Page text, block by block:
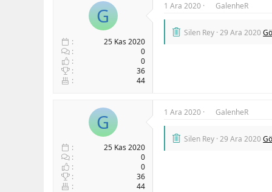
G
25 Kas 2020
0
0
36
44
1 Ara 2020 GalenheR
Silen Rey 29 Ara 2020
G
25 Kas 2020
0
0
36
44
1 Ara 2020 GalenheR
Silen Rey 29 Ara 2020